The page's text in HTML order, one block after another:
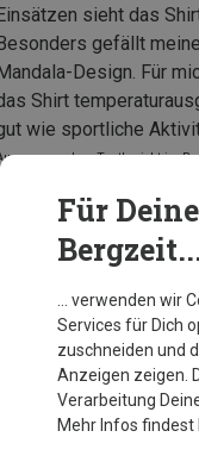
sieht das
gefällt
Design. Für
Shirt
wie sportliche
aus dem Testbericht im
Für
… verwenden wir
Services für Dich
zuschneiden und
Anzeigen zeigen.
Verarbeitung
Mehr Infos findest